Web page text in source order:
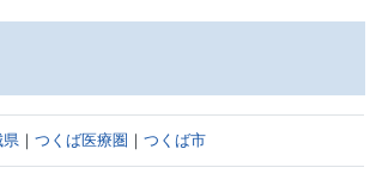
県 ｜つくば医療圏 ｜つくば市